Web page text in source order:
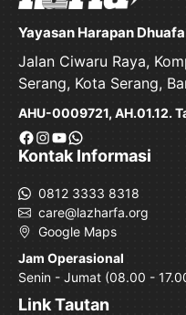
Yayasan Harapan
Jalan Ciwaru Raya,
Serang, Kota Serang,
AHU-0009721, AH.01.12.
Facebook
Instagram
YouTube
WhatsApp
Kontak Informasi
0812 3333 8318
care@lazharfa.org
Google Maps
Jam Operasional
Senin - Jumat (08.00 -
Link Tautan